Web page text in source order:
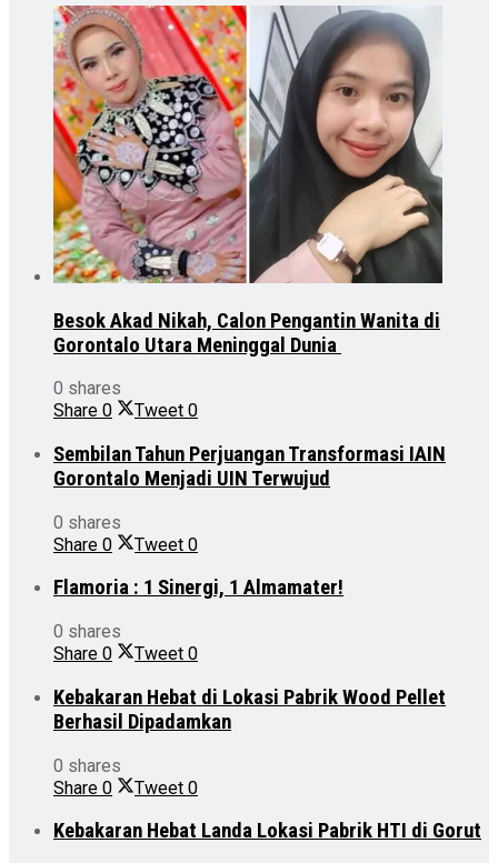
Besok Akad Nikah, Calon Pengantin Wanita di
Gorontalo Utara Meninggal Dunia
0 shares
Share 0 Tweet 0
Sembilan Tahun Perjuangan Transformasi IAIN
Gorontalo Menjadi UIN Terwujud
0 shares
Share 0 Tweet 0
Flamoria : 1 Sinergi, 1 Almamater!
0 shares
Share 0 Tweet 0
Kebakaran Hebat di Lokasi Pabrik Wood Pellet
Berhasil Dipadamkan
0 shares
Share 0 Tweet 0
Kebakaran Hebat Landa Lokasi Pabrik HTI di Gorut